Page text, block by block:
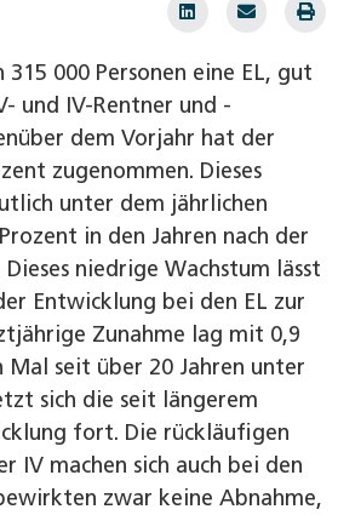
315 000 Personen eine EL, gut
und IV-Rentner und -
dem Vorjahr hat der
zugenommen. Dieses
unter dem jährlichen
in den Jahren nach der
niedrige Wachstum lässt
Entwicklung bei den EL zur
Zunahme lag mit 0,9
Mal seit über 20 Jahren unter
sich die seit längerem
fort. Die rückläufigen
IV machen sich auch bei den
zwar keine Abnahme,